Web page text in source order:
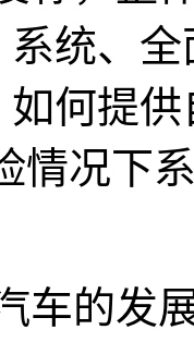
统、
何提
情况下
的发展